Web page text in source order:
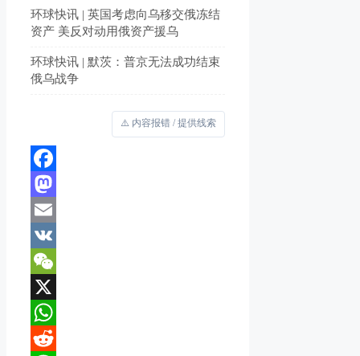
环球快讯 | 英国考虑向乌移交俄冻结
资产 美反对动用俄资产援乌
环球快讯 | 默茨：普京无法成功结束
俄乌战争
⚠️ 内容报错 / 提供线索
Facebook
Mastodon
Email
VK
WeChat
X
WhatsApp